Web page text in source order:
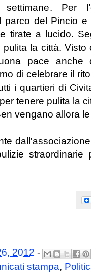
Per
del Pincio e
tirate a lucido.
la città. Visto
pace anche
di celebrare il
i quartieri di
tenere pulita la
vengano allora
straordinarie
2012 -
stampa,